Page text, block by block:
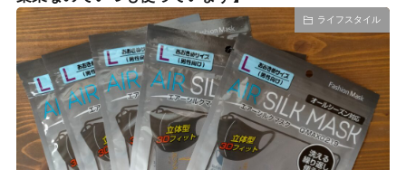
ライフスタイル